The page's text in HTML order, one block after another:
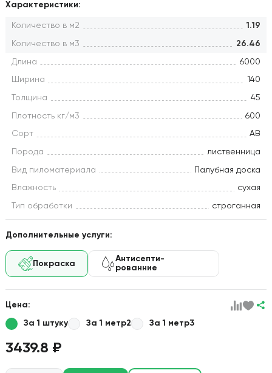
Характеристики:
Количество в м2 1.19
Количество в м3 26.46
Длина 6000
Ширина 140
Толщина 45
Плотность кг/м3 600
Сорт АВ
Порода лиственница
Вид пиломатериала Палубная доска
Влажность сухая
Тип обработки строганная
Дополнительные услуги:
Покраска
Антисепти-
рованние
Цена:
За 1 штуку За 1 метр2 За 1 метр3
3439.8 ₽